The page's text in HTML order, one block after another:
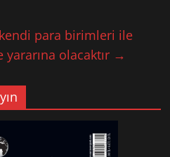
para birimleri ile
yararına olacaktır →